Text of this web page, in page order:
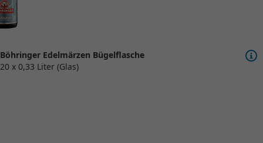
Böhringer Edelmärzen Bügelflasche
20 x 0,33 Liter (Glas)